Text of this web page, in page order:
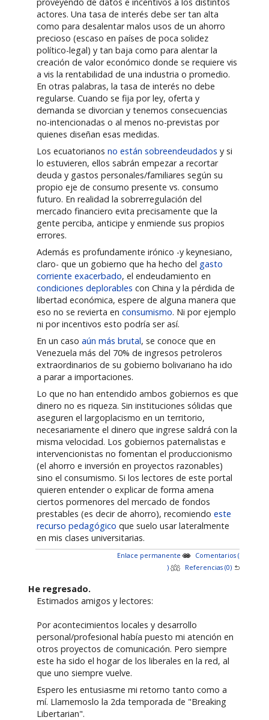
actores. Una tasa de interés debe ser tan alta
como para desalentar malos usos de un ahorro
precioso (escaso en países de poca solidez
político-legal) y tan baja como para alentar la
creación de valor económico donde se requiere vis
a vis la rentabilidad de una industria o promedio.
En otras palabras, la tasa de interés no debe
regularse. Cuando se fija por ley, oferta y
demanda se divorcian y tenemos consecuencias
no-intencionadas o al menos no-previstas por
quienes diseñan esas medidas.
Los ecuatorianosno están sobreendeudados y si
lo estuvieren, ellos sabrán empezar a recortar
deuda y gastos personales/familiares según su
propio eje de consumo presente vs. consumo
futuro. En realidad la sobrerregulación del
mercado financiero evita precisamente que la
gente perciba, anticipe y enmiende sus propios
errores.
Además es profundamente irónico -y keynesiano,
claro- que un gobierno que ha hecho del gasto
corriente exacerbado, el endeudamiento en
condiciones deplorables con China y la pérdida de
libertad económica, espere de alguna manera que
eso no se revierta enconsumismo. Ni por ejemplo
ni por incentivos esto podría ser así.
En un casoaún más brutal, se conoce que en
Venezuela más del 70% de ingresos petroleros
extraordinarios de su gobierno bolivariano ha ido
a parar a importaciones.
Lo que no han entendido ambos gobiernos es que
dinero no es riqueza. Sin instituciones sólidas que
aseguren el largoplacismo en un territorio,
necesariamente el dinero que ingrese saldrá con la
misma velocidad. Los gobiernos paternalistas e
intervencionistas no fomentan el produccionismo
(el ahorro e inversión en proyectos razonables)
sino el consumismo. Si los lectores de este portal
quieren entender o explicar de forma amena
ciertos pormenores del mercado de fondos
prestables (es decir de ahorro), recomiendoeste
recurso pedagógico que suelo usar lateralmente
en mis clases universitarias.
Enlace permanente
Comentarios (
)
Referencias (0)
He regresado.
Estimados amigos y lectores:
Por acontecimientos locales y desarrollo
personal/profesional había puesto mi atención en
otros proyectos de comunicación. Pero siempre
este ha sido el hogar de los liberales en la red, al
que uno siempre vuelve.
Espero les entusiasme mi retorno tanto como a
mí. Llamemoslo la 2da temporada de "Breaking
Libertarian".